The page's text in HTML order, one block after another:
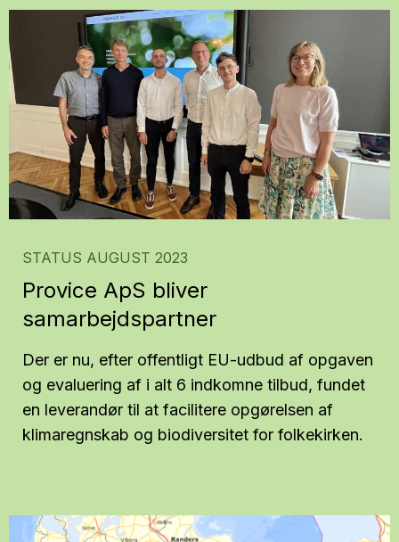
STATUS AUGUST 2023
Provice ApS bliver
samarbejdspartner
Der er nu, efter offentligt EU-udbud af opgaven
og evaluering af i alt 6 indkomne tilbud, fundet
en leverandør til at facilitere opgørelsen af
klimaregnskab og biodiversitet for folkekirken.